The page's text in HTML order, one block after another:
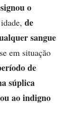
o
de
sangue
em situação
de
súplica
ao indigno